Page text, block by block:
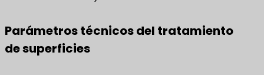
Parámetros técnicos del tratamiento
de superficies